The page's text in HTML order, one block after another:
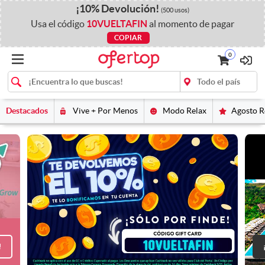
¡10%Devolución! (500 usos)
Usa el código 10VUELTAFIN al momento de pagar
COPIAR
0
Destacados Vive + Por Menos Modo Relax Agosto